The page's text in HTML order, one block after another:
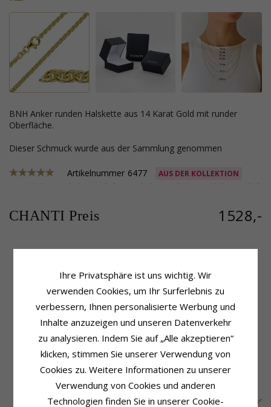
BNH Anker runden Halskette aus 14 Karat Gold mit runder
Oberfläche.
Dieser Schmuck wurde aus der Sammlung genommen
Artikelnummer 6477 AUS DER KOLLEKTION
CHANTI Preis 1528,-
Produktinformation
BNH Anker Runden Halskette
Metall:14 Karat Gold
Oberfläche:Runder
Größe
0,5 mm
Breite: 2,0 mm
Länge:60 cm
Gewicht: 6,7 G
Lieferzeit
Lieferzeit: 4-5 Werktage
VERWANDTE PRODUKTE
Ihre Privatsphäre ist uns wichtig. Wir
verwenden Cookies, um Ihr Surferlebnis zu
verbessern, Ihnen personalisierte Werbung und
Inhalte anzuzeigen und unseren Datenverkehr
zu analysieren. Indem Sie auf „Alle akzeptieren“
klicken, stimmen Sie unserer Verwendung von
Cookies zu. Weitere Informationen zu unserer
Verwendung von Cookies und anderen
Technologien finden Sie in unserer Cookie-